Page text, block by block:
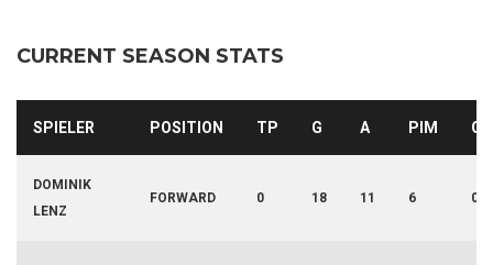
CURRENT SEASON STATS
SPIELER POSITION TP G A PIM GA
DOMINIK
LENZ
FORWARD 0 18 11 6 0